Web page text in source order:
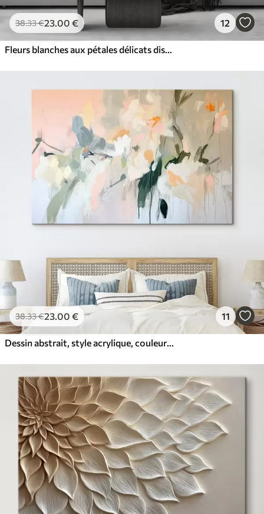
38.33€23.00 € 12
Fleurs blanches aux pétales délicats disposées dans un joli motif floral sur un fond clair
38.33€23 .00 € 11